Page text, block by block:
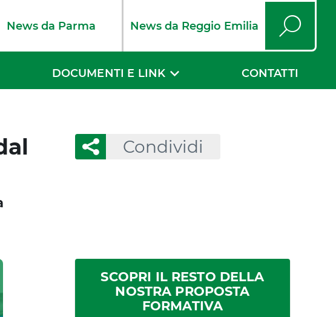
News da Parma News da Reggio Emilia Cerca
DOCUMENTI E LINK CONTATTI
Condividi
SCOPRI IL RESTO DELLA
NOSTRA PROPOSTA
FORMATIVA